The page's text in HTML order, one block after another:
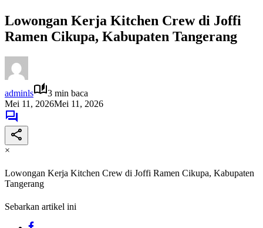
Lowongan Kerja Kitchen Crew di Joffi
Ramen Cikupa, Kabupaten Tangerang
adminls
3 min baca
Mei 11, 2026Mei 11, 2026
×
Lowongan Kerja Kitchen Crew di Joffi Ramen Cikupa, Kabupaten
Tangerang
Sebarkan artikel ini